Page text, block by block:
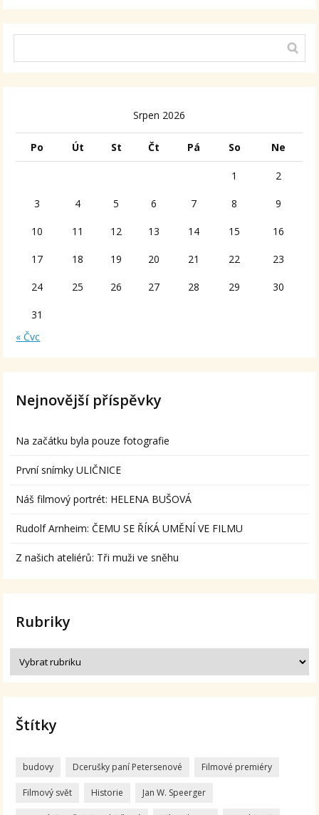
Srpen 2026
Po Út St Čt Pá So Ne
1 2
3 4 5 6 7 8 9
10 11 12 13 14 15 16
17 18 19 20 21 22 23
24 25 26 27 28 29 30
31
« Čvc
Nejnovější příspěvky
Na začátku byla pouze fotografie
První snímky ULIČNICE
Náš filmový portrét: HELENA BUŠOVÁ
Rudolf Arnheim: ČEMU SE ŘÍKÁ UMĚNÍ VE FILMU
Z našich ateliérů: Tři muži ve sněhu
Rubriky
Štítky
budovy Dcerušky paní Petersenové Filmové premiéry
Filmový svět Historie Jan W. Speerger